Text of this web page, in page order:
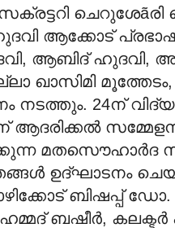
ആക്കോട്
ആബിദ് ഹുദവി,
ഖാസിമി
24ന്
ആദരിക്കല്‍
മതസൌഹാര്‍ദ
ഉദ്ഘാടനം
ബിഷപ്പ്
ബഷീര്‍, കലക്ടര്‍